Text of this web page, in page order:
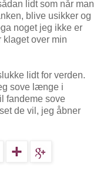
lidt som når man
blive usikker og
noget jeg ikke er
klaget over min
lidt for verden.
sove længe i
fandeme sove
de vil, jeg åbner